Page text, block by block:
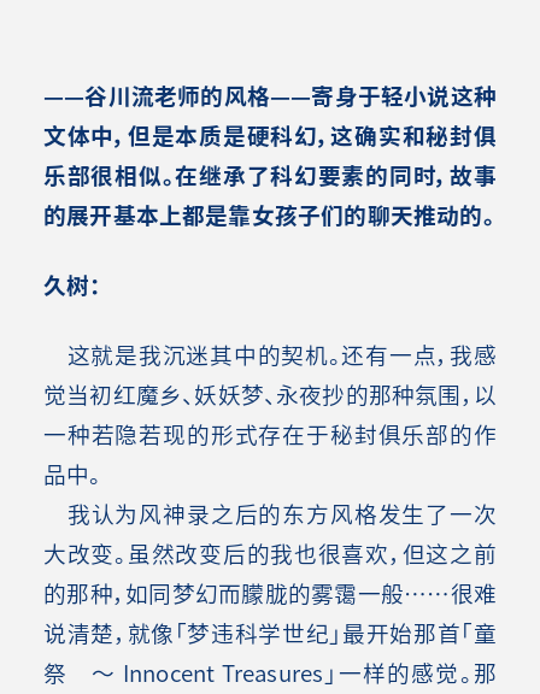
——谷川流老师的风格——寄身于轻小说这种
文体中，但是本质是硬科幻，这确实和秘封俱
乐部很相似。在继承了科幻要素的同时，故事
的展开基本上都是靠女孩子们的聊天推动的。
久树：
这就是我沉迷其中的契机。还有一点，我感
觉当初红魔乡、妖妖梦、永夜抄的那种氛围，以
一种若隐若现的形式存在于秘封俱乐部的作
品中。
我认为风神录之后的东方风格发生了一次
大改变。虽然改变后的我也很喜欢，但这之前
的那种，如同梦幻而朦胧的雾霭一般……很难
说清楚，就像「梦违科学世纪」最开始那首「童
祭 ～ Innocent Treasures」一样的感觉。那